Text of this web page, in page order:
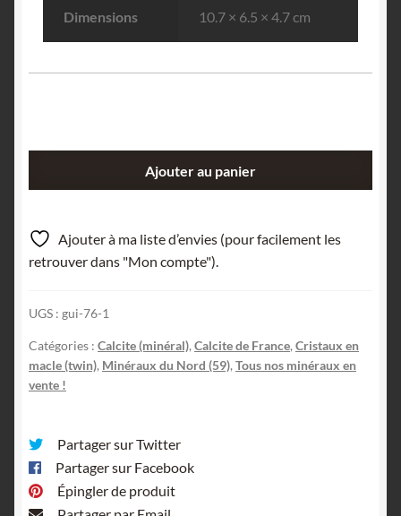
Dimensions 10.7 × 6.5 × 4.7 cm
flottant,
carrière
de
Avesnois,
Nord.
Ajouter au panier
Ajouter à ma liste d’envies (pour facilement les
retrouver dans "Mon compte").
UGS : gui-76-1
Catégories : Calcite (minéral), Calcite de France, Cristaux en
macle (twin), Minéraux du Nord (59), Tous nos minéraux en
vente !
Partager sur Twitter
Partager sur Facebook
Épingler de produit